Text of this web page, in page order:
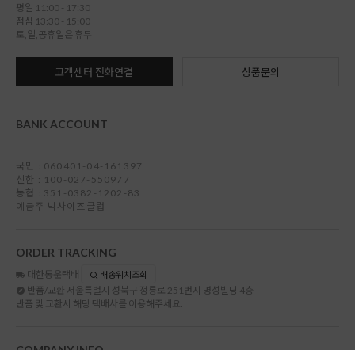
평일 11:00 - 17:30
점심 13:30 - 15:00
토,일,공휴일은 휴무
고객센터 전화연결 상품문의
BANK ACCOUNT
국민 : 060401-04-161397
신한 : 100-027-550977
농협 : 351-0382-1202-83
예금주 빅사이즈클럽
ORDER TRACKING
대한통운택배 배송위치조회
반품/교환 서울특별시 성북구 정릉로 251번지 명성빌딩 4층
반품 및 교환시 해당 택배사를 이용해주세요.